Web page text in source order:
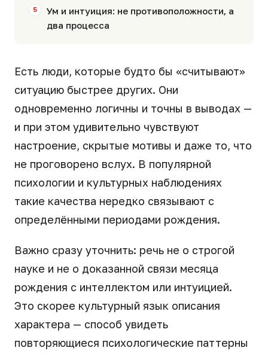
Ум и интуиция: не противоположности, а
два процесса
Есть люди, которые будто бы «считывают»
ситуацию быстрее других. Они
одновременно логичны и точны в выводах —
и при этом удивительно чувствуют
настроение, скрытые мотивы и даже то, что
не проговорено вслух. В популярной
психологии и культурных наблюдениях
такие качества нередко связывают с
определёнными периодами рождения.
Важно сразу уточнить: речь не о строгой
науке и не о доказанной связи месяца
рождения с интеллектом или интуицией.
Это скорее культурный язык описания
характера — способ увидеть
повторяющиеся психологические паттерны